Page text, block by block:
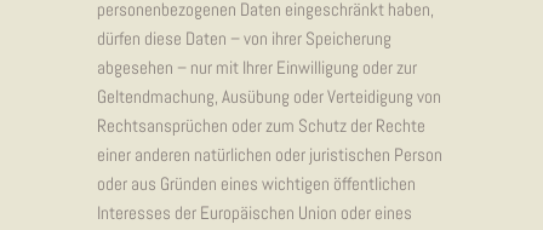
personenbezogenen Daten eingeschränkt haben,
dürfen diese Daten – von ihrer Speicherung
abgesehen – nur mit Ihrer Einwilligung oder zur
Geltendmachung, Ausübung oder Verteidigung von
Rechtsansprüchen oder zum Schutz der Rechte
einer anderen natürlichen oder juristischen Person
oder aus Gründen eines wichtigen öffentlichen
Interesses der Europäischen Union oder eines